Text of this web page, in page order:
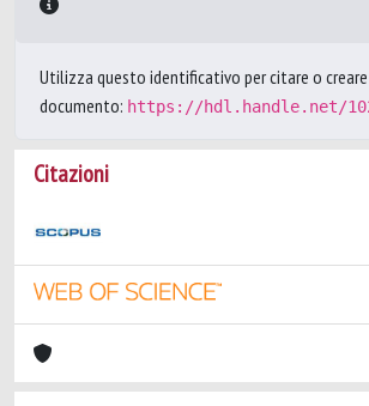
Utilizza questo identificativo per citare o
documento: https://hdl.handle.net/
Citazioni